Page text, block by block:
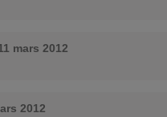
mars 2012
2012